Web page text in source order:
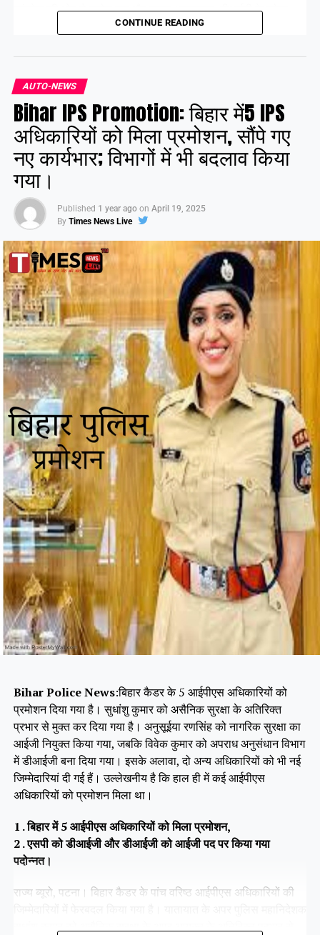
कांग्रेस की ओर से राजेश राम और कृष्णा अल्लावारू, वीआईपी के मुकेश
सहनी और वाम दलों के प्रमुख नेता भाग लेंगे।
Share this:
Facebook X
Like this:
CONTINUE READING
AUTO-NEWS
Bihar IPS Promotion: बिहार में5 IPS
अधिकारियों को मिला प्रमोशन, सौंपे गए
नए कार्यभार; विभागों में भी बदलाव किया
गया।
Published 1 year ago on April 19, 2025
By Times News Live
Bihar Police News:बिहार कैडर के 5 आईपीएस अधिकारियों को
प्रमोशन दिया गया है। सुधांशु कुमार को असैनिक सुरक्षा के अतिरिक्त
प्रभार से मुक्त कर दिया गया है। अनुसूईया रणसिंह को नागरिक सुरक्षा का
आईजी नियुक्त किया गया, जबकि विवेक कुमार को अपराध अनुसंधान विभाग
में डीआईजी बना दिया गया। इसके अलावा, दो अन्य अधिकारियों को भी नई
जिम्मेदारियां दी गई हैं। उल्लेखनीय है कि हाल ही में कई आईपीएस
अधिकारियों को प्रमोशन मिला था।
1 . बिहार में 5 आईपीएस अधिकारियों को मिला प्रमोशन,
2 . एसपी को डीआईजी और डीआईजी को आईजी पद पर किया गया
पदोन्नत।
राज्य ब्यूरो, पटना। बिहार कैडर के पांच वरिष्ठ आईपीएस अधिकारियों की